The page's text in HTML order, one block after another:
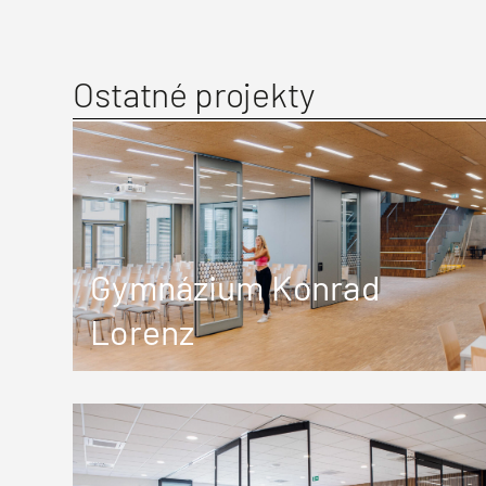
Ostatné projekty
Gymnázium Konrad
Lorenz